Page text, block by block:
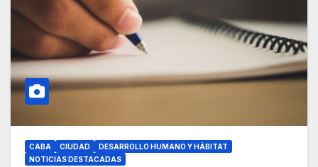
CABA CIUDAD
DESARROLLO HUMANO Y HÁBITAT
NOTICIAS DESTACADAS